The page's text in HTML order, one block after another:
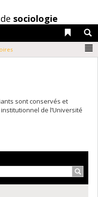
sociologie
Liens
sont conservés et
de l’Université